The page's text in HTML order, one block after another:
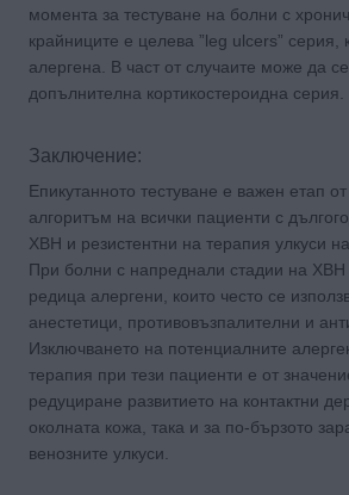
момента за тестуване на болни с
крайниците е целева ”leg ulcers” серия,
алергена. В част от случаите може да
допълнителна кортикостероидна серия.
Заключение:
Епикутанното тестуване е важен етап
алгоритъм на всички пациенти с
ХВН и резистентни на терапия улкуси
При болни с напреднали стадии на ХВН
редица алергени, които често се
анестетици, противовъзпалителни и
Изключването на потенциалните
терапия при тези пациенти е от
редуциране развитието на контактни
околната кожа, така и за по-бързото
венозните улкуси.